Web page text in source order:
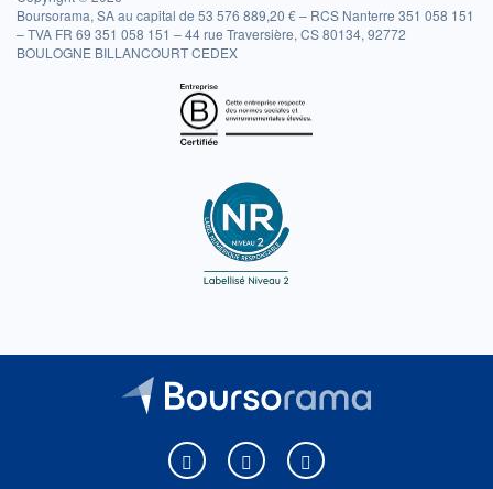
Boursorama, SA au capital de 53 576 889,20 € – RCS Nanterre 351 058 151
– TVA FR 69 351 058 151 – 44 rue Traversière, CS 80134, 92772
BOULOGNE BILLANCOURT CEDEX
Boursorama sur Facebook
Boursorama sur XBoursorama sur